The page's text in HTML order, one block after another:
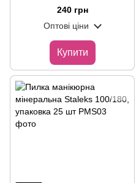
STALEKS PRO EXPERT 22 50
240 грн
Оптові ціни
Купити